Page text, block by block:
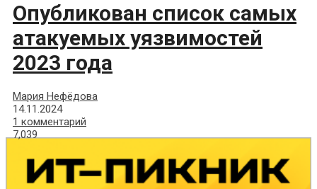
Опубликован список самых
атакуемых уязвимостей
2023 года
Мария Нефёдова
14.11.2024
1 комментарий
7,039